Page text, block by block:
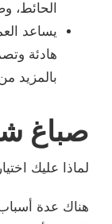
الحائط،
يساعد
هادئة
بالمزيد
صباغ
لماذا عليك
هناك عدة